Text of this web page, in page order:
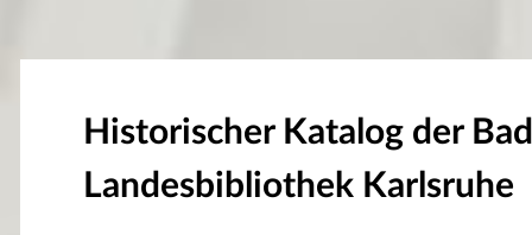
Historischer Katalog der
Landesbibliothek Karlsruhe